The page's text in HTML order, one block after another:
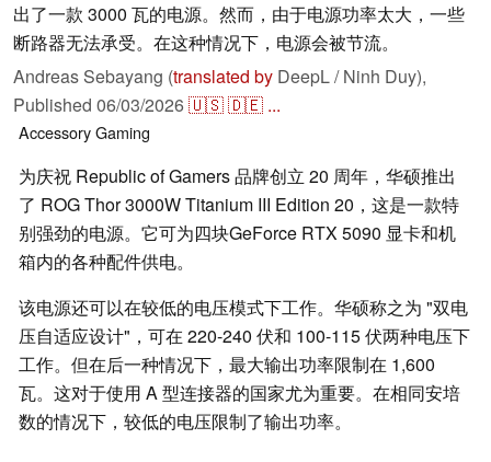
出了一款 3000 瓦的电源。然而，由于电源功率太大，一些
断路器无法承受。在这种情况下，电源会被节流。
Andreas Sebayang (translated by DeepL / Ninh Duy),
Published 06/03/2026🇺🇸🇩🇪 ...
AccessoryGaming
为庆祝 Republic of Gamers 品牌创立 20 周年，华硕推出
了 ROG Thor 3000W Titanium III Edition 20，这是一款特
别强劲的电源。它可为四块GeForce RTX 5090 显卡和机
箱内的各种配件供电。
该电源还可以在较低的电压模式下工作。华硕称之为 "双电
压自适应设计"，可在 220-240 伏和 100-115 伏两种电压下
工作。但在后一种情况下，最大输出功率限制在 1,600
瓦。这对于使用 A 型连接器的国家尤为重要。在相同安培
数的情况下，较低的电压限制了输出功率。